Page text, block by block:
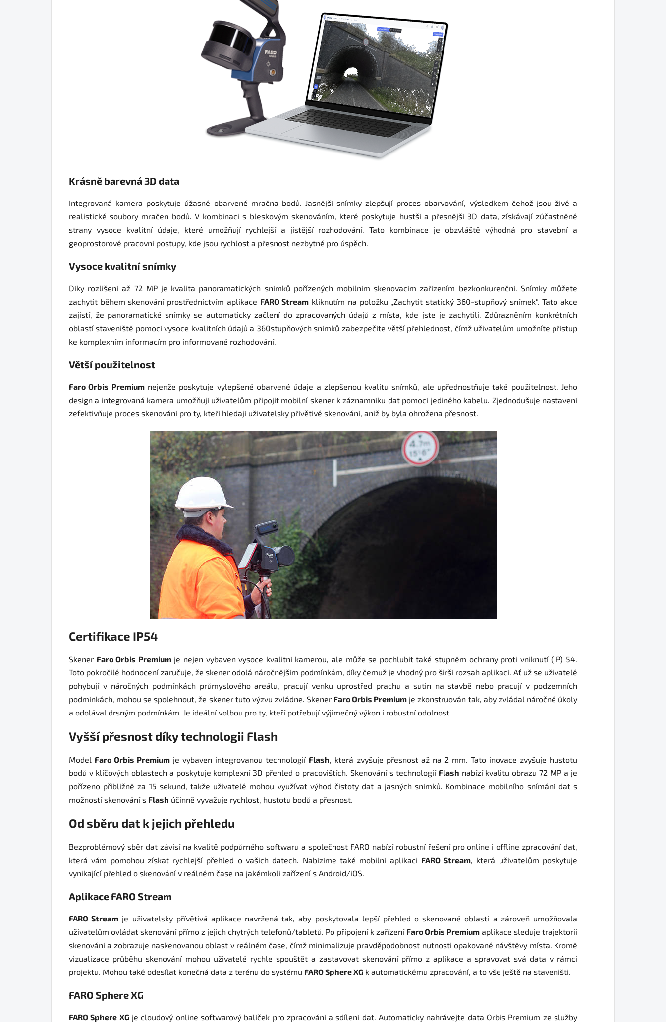
Krásně barevná 3D data
Integrovaná kamera poskytuje úžasné obarvené mračna bodů. Jasnější snímky zlepšují proces obarvování, výsledkem čehož jsou živé a
realistické soubory mračen bodů. V kombinaci s bleskovým skenováním, které poskytuje hustší a přesnější 3D data, získávají zúčastněné
strany vysoce kvalitní údaje, které umožňují rychlejší a jistější rozhodování. Tato kombinace je obzvláště výhodná pro stavební a
geoprostorové pracovní postupy, kde jsou rychlost a přesnost nezbytné pro úspěch.
Vysoce kvalitní snímky
Díky rozlišení až 72 MP je kvalita panoramatických snímků pořízených mobilním skenovacím zařízením bezkonkurenční. Snímky můžete
zachytit během skenování prostřednictvím aplikace FARO Stream kliknutím na položku „Zachytit statický 360-stupňový snímek“. Tato akce
zajistí, že panoramatické snímky se automaticky začlení do zpracovaných údajů z místa, kde jste je zachytili. Zdůrazněním konkrétních
oblastí staveniště pomocí vysoce kvalitních údajů a 360stupňových snímků zabezpečíte větší přehlednost, čímž uživatelům umožníte přístup
ke komplexním informacím pro informované rozhodování.
Větší použitelnost
Faro Orbis Premiumnejenže poskytuje vylepšené obarvené údaje a zlepšenou kvalitu snímků, ale upřednostňuje také použitelnost. Jeho
design a integrovaná kamera umožňují uživatelům připojit mobilní skener k záznamníku dat pomocí jediného kabelu. Zjednodušuje nastavení
zefektivňuje proces skenování pro ty, kteří hledají uživatelsky přívětivé skenování, aniž by byla ohrožena přesnost.
Certifikace IP54
Skener Faro Orbis Premiumje nejen vybaven vysoce kvalitní kamerou, ale může se pochlubit také stupněm ochrany proti vniknutí (IP) 54.
Toto pokročilé hodnocení zaručuje, že skener odolá náročnějším podmínkám, díky čemuž je vhodný pro širší rozsah aplikací. Ať už se uživatelé
pohybují v náročných podmínkách průmyslového areálu, pracují venku uprostřed prachu a sutin na stavbě nebo pracují v podzemních
podmínkách, mohou se spolehnout, že skener tuto výzvu zvládne. Skener Faro Orbis Premium je zkonstruován tak, aby zvládal náročné úkoly
a odolával drsným podmínkám. Je ideální volbou pro ty, kteří potřebují výjimečný výkon i robustní odolnost.
Vyšší přesnost díky technologii Flash
Model Faro Orbis Premium je vybaven integrovanou technologií Flash, která zvyšuje přesnost až na 2 mm. Tato inovace zvyšuje hustotu
bodů v klíčových oblastech a poskytuje komplexní 3D přehled o pracovištích. Skenování s technologií Flash nabízí kvalitu obrazu 72 MP a je
pořízeno přibližně za 15 sekund, takže uživatelé mohou využívat výhod čistoty dat a jasných snímků. Kombinace mobilního snímání dat s
možností skenování s Flash účinně vyvažuje rychlost, hustotu bodů a přesnost.
Od sběru dat k jejich přehledu
Bezproblémový sběr dat závisí na kvalitě podpůrného softwaru a společnost FARO nabízí robustní řešení pro online i offline zpracování dat,
která vám pomohou získat rychlejší přehled o vašich datech. Nabízíme také mobilní aplikaci FARO Stream, která uživatelům poskytuje
vynikající přehled o skenování v reálném čase na jakémkoli zařízení s Android/iOS.
Aplikace FARO Stream
FARO Stream je uživatelsky přívětivá aplikace navržená tak, aby poskytovala lepší přehled o skenované oblasti a zároveň umožňovala
uživatelům ovládat skenování přímo z jejich chytrých telefonů/tabletů. Po připojení k zařízení Faro Orbis Premiumaplikace sleduje trajektorii
skenování a zobrazuje naskenovanou oblast v reálném čase, čímž minimalizuje pravděpodobnost nutnosti opakované návštěvy místa. Kromě
vizualizace průběhu skenování mohou uživatelé rychle spouštět a zastavovat skenování přímo z aplikace a spravovat svá data v rámci
projektu. Mohou také odesílat konečná data z terénu do systému FARO Sphere XG k automatickému zpracování, a to vše ještě na staveništi.
FARO Sphere XG
FARO Sphere XGje cloudový online softwarový balíček pro zpracování a sdílení dat. Automaticky nahrávejte data Orbis Premium ze služby